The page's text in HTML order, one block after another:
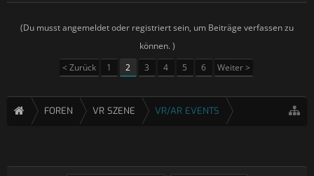
(Du musst angemeldet oder registriert sein, um Beiträge verfassen zu
können. )
< Zurück
1 2 3 4 5 6 Weiter >
FOREN VR SZENE VR/AR EVENTS